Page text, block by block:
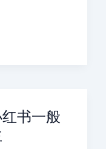
书一般